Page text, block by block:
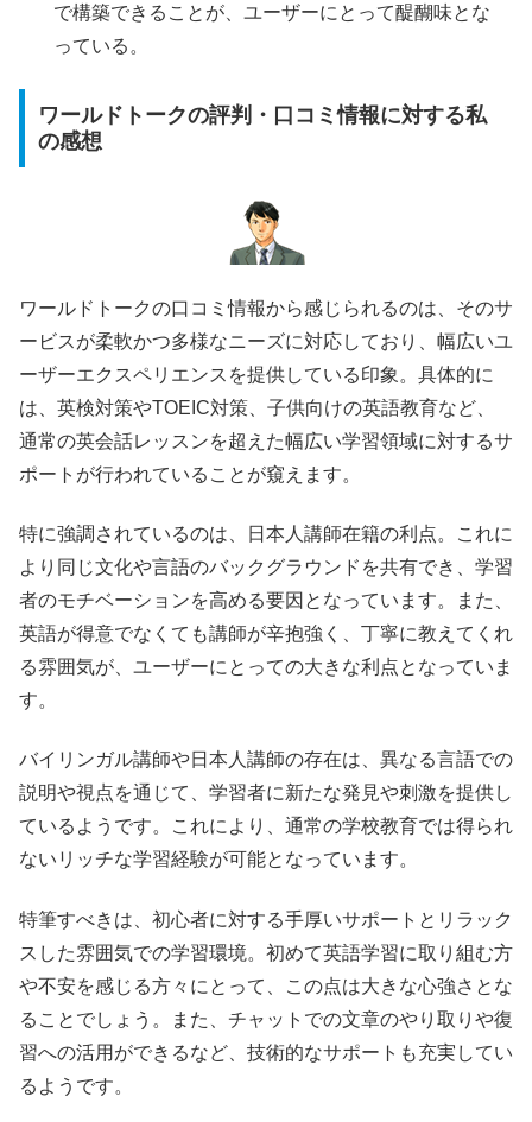
で構築できることが、ユーザーにとって醍醐味とな
っている。
ワールドトークの評判・口コミ情報に対する私
の感想
ワールドトークの口コミ情報から感じられるのは、そのサ
ービスが柔軟かつ多様なニーズに対応しており、幅広いユ
ーザーエクスペリエンスを提供している印象。具体的に
は、英検対策やTOEIC対策、子供向けの英語教育など、
通常の英会話レッスンを超えた幅広い学習領域に対するサ
ポートが行われていることが窺えます。
特に強調されているのは、日本人講師在籍の利点。これに
より同じ文化や言語のバックグラウンドを共有でき、学習
者のモチベーションを高める要因となっています。また、
英語が得意でなくても講師が辛抱強く、丁寧に教えてくれ
る雰囲気が、ユーザーにとっての大きな利点となっていま
す。
バイリンガル講師や日本人講師の存在は、異なる言語での
説明や視点を通じて、学習者に新たな発見や刺激を提供し
ているようです。これにより、通常の学校教育では得られ
ないリッチな学習経験が可能となっています。
特筆すべきは、初心者に対する手厚いサポートとリラック
スした雰囲気での学習環境。初めて英語学習に取り組む方
や不安を感じる方々にとって、この点は大きな心強さとな
ることでしょう。また、チャットでの文章のやり取りや復
習への活用ができるなど、技術的なサポートも充実してい
るようです。